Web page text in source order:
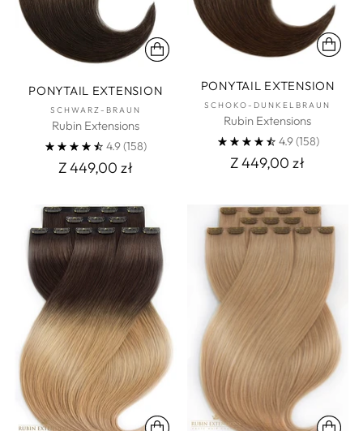
PONYTAIL EXTENSION
SCHWARZ-BRAUN
Rubin Extensions
4.9(158)
Z 449,00 zł
PONYTAIL EXTENSION
SCHOKO-DUNKELBRAUN
Rubin Extensions
4.9(158)
Z 449,00 zł